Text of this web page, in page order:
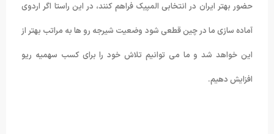
حضور بهتر ایران در انتخابی المپیک فراهم کنند، در این راستا اگر اردوی
آماده سازی ما در چین قطعی شود وضعیت شیرجه رو ها به مراتب بهتر از
این خواهد شد و ما می توانیم تلاش خود را برای کسب سهمیه ریو
افزایش دهیم.